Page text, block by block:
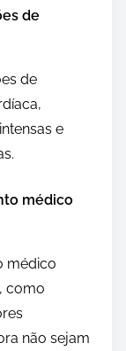
de
de
e
médico
médico
como
não sejam